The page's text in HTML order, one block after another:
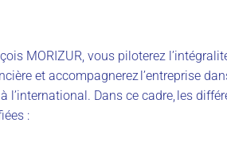
MORIZUR, vous piloterez
et accompagnerez l’entreprise
l’international. Dans ce cadre, les
: